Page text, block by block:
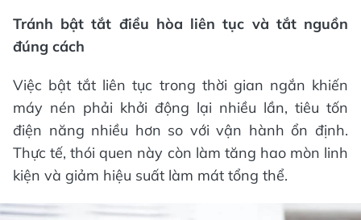
Tránh bật tắt điều hòa liên tục và tắt nguồn
đúng cách
Việc bật tắt liên tục trong thời gian ngắn khiến
máy nén phải khởi động lại nhiều lần, tiêu tốn
điện năng nhiều hơn so với vận hành ổn định.
Thực tế, thói quen này còn làm tăng hao mòn linh
kiện và giảm hiệu suất làm mát tổng thể.